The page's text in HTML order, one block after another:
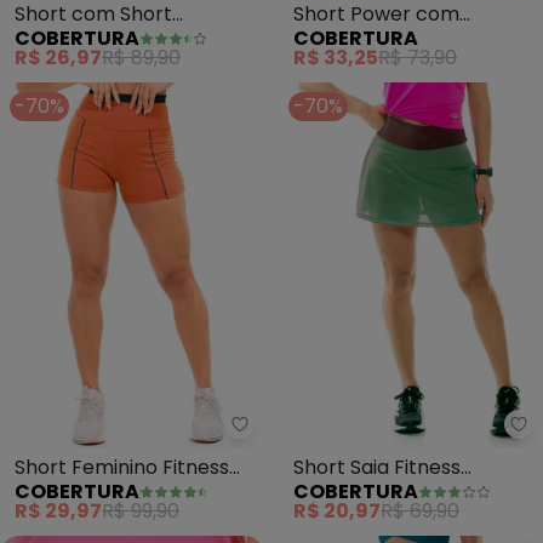
Short com Short
Embutido Feminina (Azul)
COBERTURA
R$ 26,97R$ 89,90
Short Power com
Recorte Feminina (Cinza)
COBERTURA
R$ 33,25R$ 73,90
-70%
Short Feminino Fitness
(Marrom)
COBERTURA
R$ 29,97R$ 99,90
-70%
Short Saia Fitness
Feminino (Verde)
COBERTURA
R$ 20,97R$ 69,90